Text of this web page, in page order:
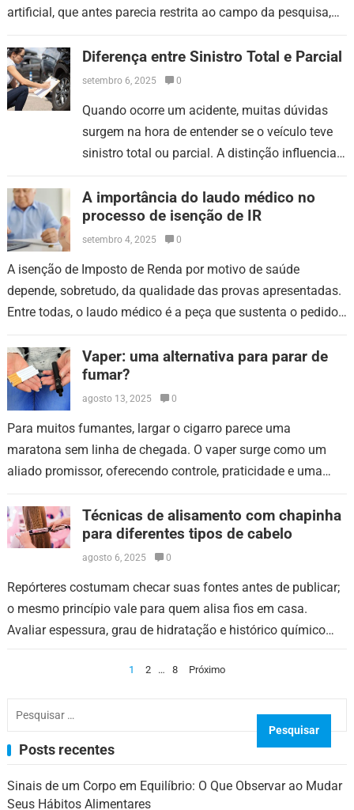
artificial, que antes parecia restrita ao campo da pesquisa,
Diferença entre Sinistro Total e Parcial
setembro 6, 2025 0
Quando ocorre um acidente, muitas dúvidas
surgem na hora de entender se o veículo teve
sinistro total ou parcial. A distinção influencia
de…
A importância do laudo médico no
processo de isenção de IR
setembro 4, 2025 0
A isenção de Imposto de Renda por motivo de saúde
depende, sobretudo, da qualidade das provas apresentadas.
Entre todas, o laudo médico é a peça que sustenta o pedido.
Vaper: uma alternativa para parar de
fumar?
agosto 13, 2025 0
Para muitos fumantes, largar o cigarro parece uma
maratona sem linha de chegada. O vaper surge como um
aliado promissor, oferecendo controle, praticidade e uma
Técnicas de alisamento com chapinha
para diferentes tipos de cabelo
agosto 6, 2025 0
Repórteres costumam checar suas fontes antes de publicar;
o mesmo princípio vale para quem alisa fios em casa.
Avaliar espessura, grau de hidratação e histórico químico
posts
1 2 … 8 Próximo
por:
Posts recentes
Sinais de um Corpo em Equilíbrio: O Que Observar ao Mudar
Seus Hábitos Alimentares